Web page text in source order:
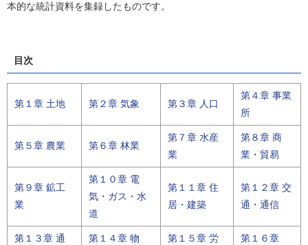
本的な統計資料を集録したものです。
目次
第１章 土地 第２章 気象 第３章 人口
第４章 事業
所
第５章 農業 第６章 林業
第７章 水産
業
第８章 商
業・貿易
第９章 鉱工
業
第１０章 電
気・ガス・水
道
第１１章 住
居・建築
第１２章 交
通・通信
第１３章 通
第１４章 物
第１５章 労
第１６章